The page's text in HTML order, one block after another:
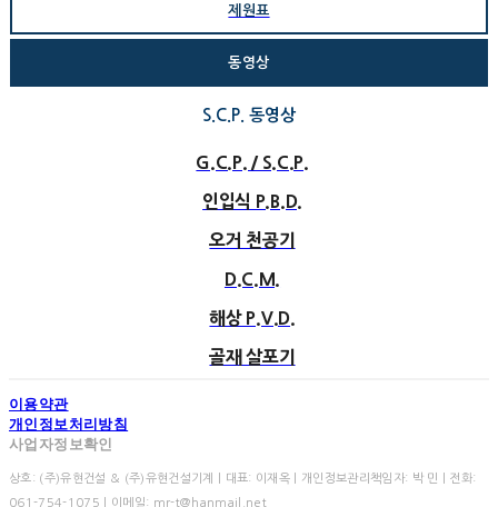
제원표
동영상
S.C.P. 동영상
G.C.P. / S.C.P.
인입식 P.B.D.
오거 천공기
D.C.M.
해상 P.V.D.
골재 살포기
이용약관
개인정보처리방침
사업자정보확인
상호: (주)유현건설 & (주)유현건설기계 | 대표: 이재옥 | 개인정보관리책임자: 박 민 | 전화:
061-754-1075 | 이메일: mr-t@hanmail.net